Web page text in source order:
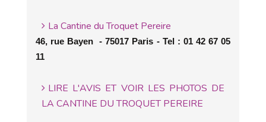
La Cantine du Troquet Pereire
46, rue Bayen - 75017 Paris - Tel : 01 42 67 05
11
LIRE L'AVIS ET VOIR LES PHOTOS DE
LA CANTINE DU TROQUET PEREIRE